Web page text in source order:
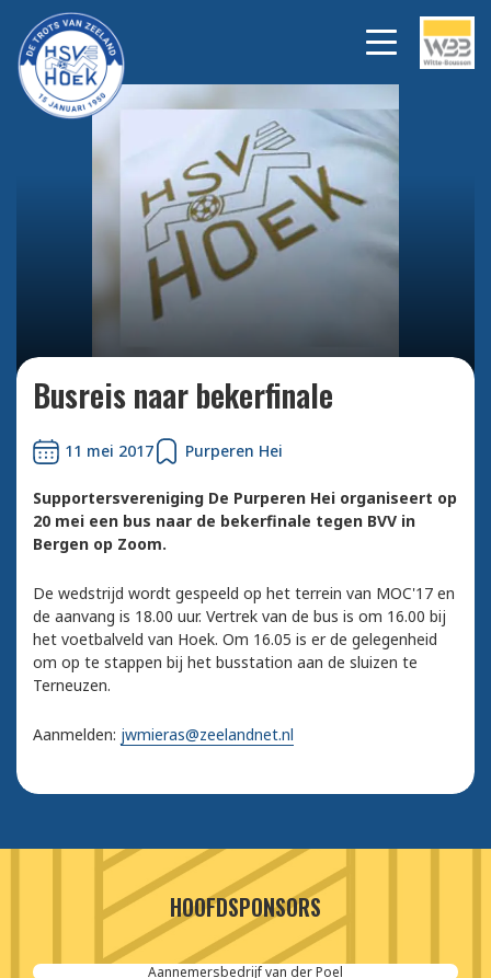
Busreis naar bekerfinale
11 mei 2017 Purperen Hei
Supportersvereniging De Purperen Hei organiseert op
20 mei een bus naar de bekerfinale tegen BVV in
Bergen op Zoom.
De wedstrijd wordt gespeeld op het terrein van MOC'17 en
de aanvang is 18.00 uur. Vertrek van de bus is om 16.00 bij
het voetbalveld van Hoek. Om 16.05 is er de gelegenheid
om op te stappen bij het busstation aan de sluizen te
Terneuzen.
Aanmelden: jwmieras@zeelandnet.nl
HOOFDSPONSORS
Aannemersbedrijf van der Poel